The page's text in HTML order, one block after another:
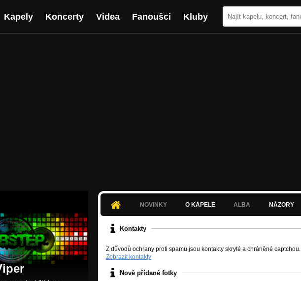
Kapely Koncerty Videa Fanoušci Kluby
NOVINKY O KAPELE ALBA NÁZORY
Kontakty
Z důvodů ochrany proti spamu jsou kontakty skryté a chráněné captchou.
Zobrazit kontakty
Nově přidané fotky